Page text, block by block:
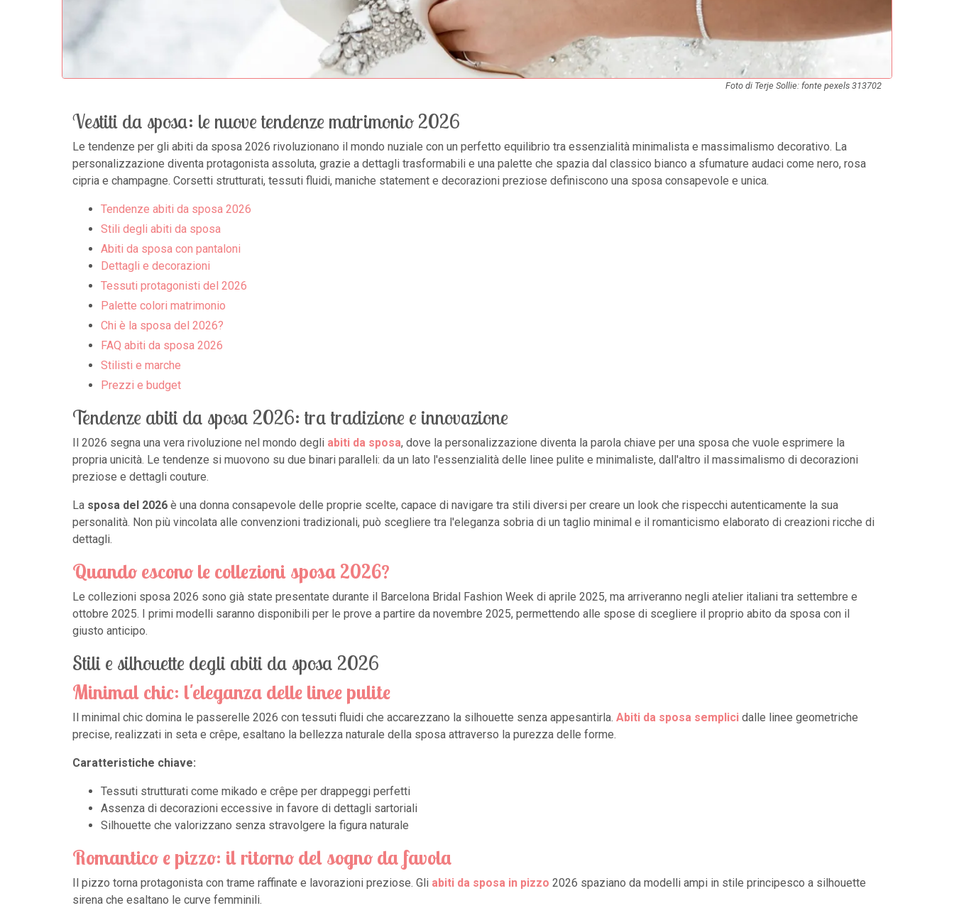
Foto di Terje Sollie: fonte pexels 313702
Vestiti da sposa: le nuove tendenze matrimonio 2026
Le tendenze per gli abiti da sposa 2026 rivoluzionano il mondo nuziale con un perfetto equilibrio tra essenzialità minimalista e massimalismo decorativo. La
personalizzazione diventa protagonista assoluta, grazie a dettagli trasformabili e una palette che spazia dal classico bianco a sfumature audaci come nero, rosa
cipria e champagne. Corsetti strutturati, tessuti fluidi, maniche statement e decorazioni preziose definiscono una sposa consapevole e unica.
Tendenze abiti da sposa 2026
Stili degli abiti da sposa
Abiti da sposa con pantaloni
Dettagli e decorazioni
Tessuti protagonisti del 2026
Palette colori matrimonio
Chi è la sposa del 2026?
FAQ abiti da sposa 2026
Stilisti e marche
Prezzi e budget
Tendenze abiti da sposa 2026: tra tradizione e innovazione
Il 2026 segna una vera rivoluzione nel mondo degli abiti da sposa, dove la personalizzazione diventa la parola chiave per una sposa che vuole esprimere la
propria unicità. Le tendenze si muovono su due binari paralleli: da un lato l'essenzialità delle linee pulite e minimaliste, dall'altro il massimalismo di decorazioni
preziose e dettagli couture.
La sposa del 2026 è una donna consapevole delle proprie scelte, capace di navigare tra stili diversi per creare un look che rispecchi autenticamente la sua
personalità. Non più vincolata alle convenzioni tradizionali, può scegliere tra l'eleganza sobria di un taglio minimal e il romanticismo elaborato di creazioni ricche di
dettagli.
Quando escono le collezioni sposa 2026?
Le collezioni sposa 2026 sono già state presentate durante il Barcelona Bridal Fashion Week di aprile 2025, ma arriveranno negli atelier italiani tra settembre e
ottobre 2025. I primi modelli saranno disponibili per le prove a partire da novembre 2025, permettendo alle spose di scegliere il proprio abito da sposa con il
giusto anticipo.
Stili e silhouette degli abiti da sposa 2026
Minimal chic: l'eleganza delle linee pulite
Il minimal chic domina le passerelle 2026 con tessuti fluidi che accarezzano la silhouette senza appesantirla. Abiti da sposa semplici dalle linee geometriche
precise, realizzati in seta e crêpe, esaltano la bellezza naturale della sposa attraverso la purezza delle forme.
Caratteristiche chiave:
Tessuti strutturati come mikado e crêpe per drappeggi perfetti
Assenza di decorazioni eccessive in favore di dettagli sartoriali
Silhouette che valorizzano senza stravolgere la figura naturale
Romantico e pizzo: il ritorno del sogno da favola
Il pizzo torna protagonista con trame raffinate e lavorazioni preziose. Gli abiti da sposa in pizzo 2026 spaziano da modelli ampi in stile principesco a silhouette
sirena che esaltano le curve femminili.